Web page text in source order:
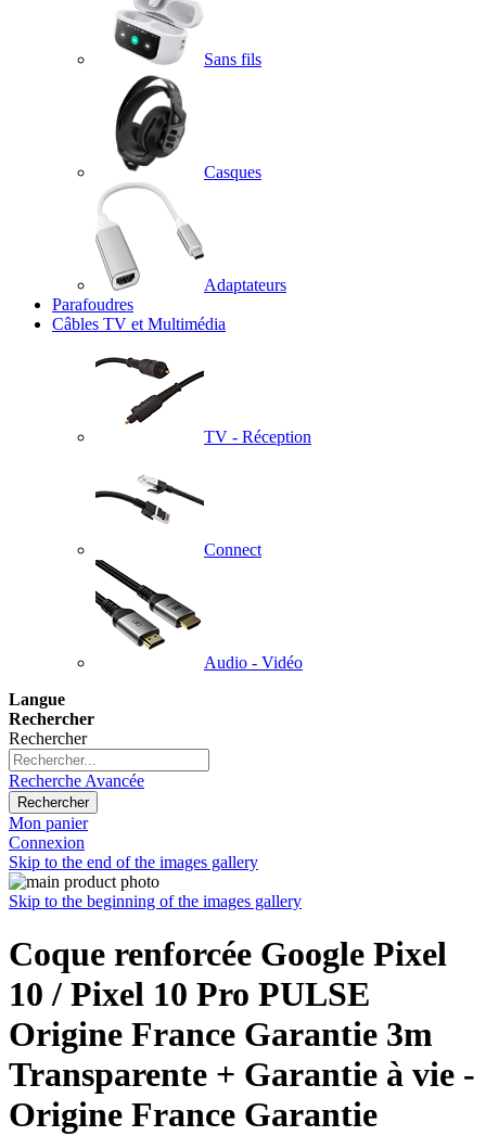
Sans fils
Casques
Adaptateurs
Parafoudres
Câbles TV et Multimédia
TV - Réception
Connect
Audio - Vidéo
Langue
Rechercher
Rechercher
Recherche Avancée
Rechercher
Mon panier
Connexion
Skip to the end of the images gallery
Skip to the beginning of the images gallery
Coque renforcée Google Pixel
10 / Pixel 10 Pro PULSE
Origine France Garantie 3m
Transparente + Garantie à vie -
Origine France Garantie